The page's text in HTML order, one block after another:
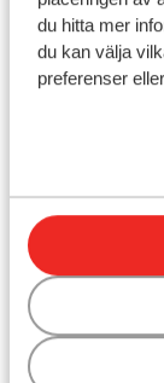
du hitta mer
du kan välja
preferenser
solstolar
)
Avstånd till
Avstånd till
Avstånd till
Avstånd till
Närmaste